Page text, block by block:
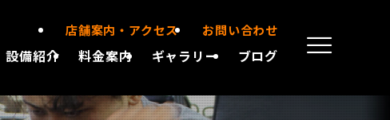
設備紹介 料金案内 ギャラリー ブログ
店舗案内・アクセス お問い合わせ